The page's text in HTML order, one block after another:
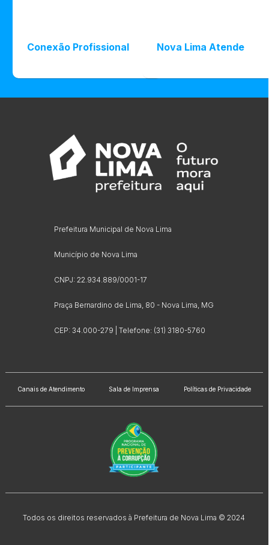
Conexão Profissional Nova Lima Atende
Prefeitura Municipal de Nova Lima
Município de Nova Lima
CNPJ: 22.934.889/0001-17
Praça Bernardino de Lima, 80 - Nova Lima, MG
CEP: 34.000-279 | Telefone: (31) 3180-5760
Canais de Atendimento Sala de Imprensa Políticas de Privacidade
Todos os direitos reservados à Prefeitura de Nova Lima © 2024